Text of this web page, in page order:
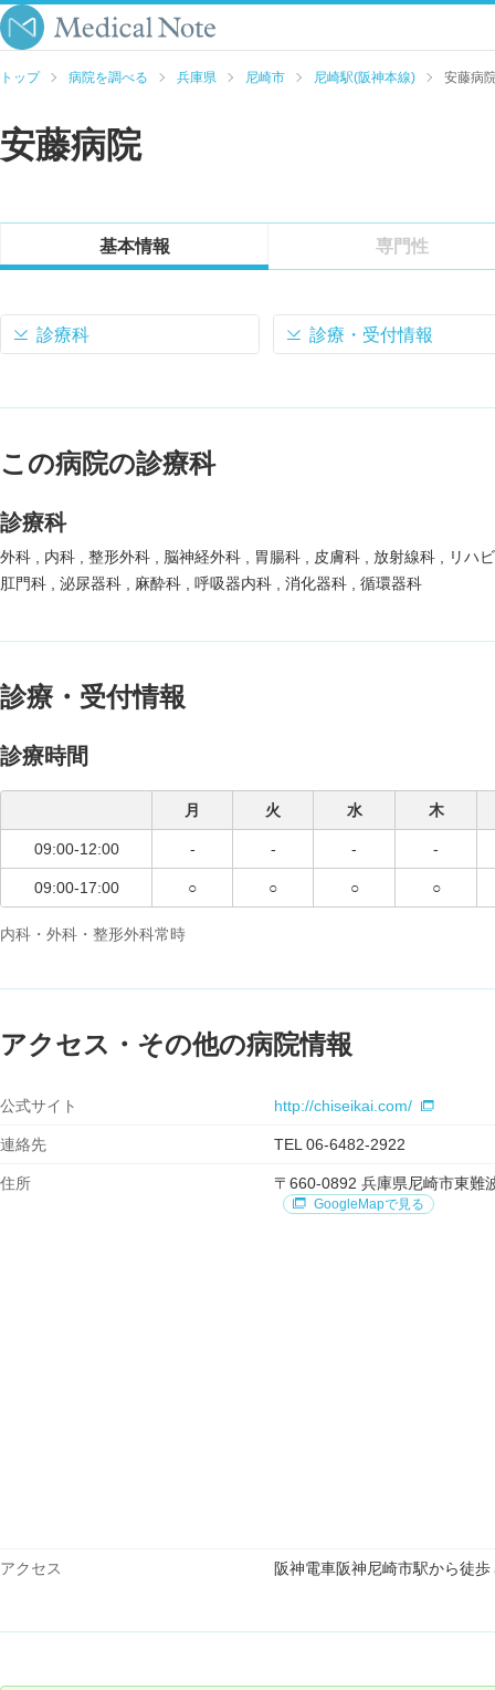
トップ 病院を調べる 兵庫県 尼崎市 尼崎駅(阪神本線) 安藤病
安藤病院
基本情報 専門性
診療科 診療・受付情報
この病院の診療科
診療科
外科 内科 整形外科 脳神経外科 胃腸科 皮膚科 放射線科
リハ
肛門科
泌尿器科 麻酔科 呼吸器内科 消化器科 循環器科
診療・受付情報
診療時間
月 火 水 木
09:00-12:00 - - - -
09:00-17:00 ○ ○ ○ ○
内科・外科・整形外科常時
アクセス・その他の病院情報
公式サイト http://chiseikai.com/
連絡先 TEL 06-6482-2922
住所 〒660-0892 兵庫県尼崎市東難
GoogleMapで見る
アクセス 阪神電車阪神尼崎市駅から徒歩